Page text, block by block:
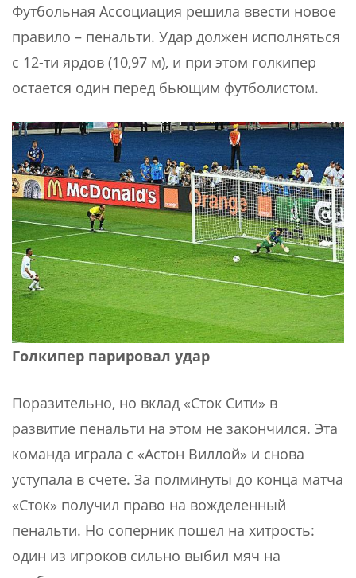
Футбольная Ассоциация решила ввести новое
правило – пенальти. Удар должен исполняться
с 12-ти ярдов (10,97 м), и при этом голкипер
остается один перед бьющим футболистом.
Голкипер парировал удар
Поразительно, но вклад «Сток Сити» в
развитие пенальти на этом не закончился. Эта
команда играла с «Астон Виллой» и снова
уступала в счете. За полминуты до конца матча
«Сток» получил право на вожделенный
пенальти. Но соперник пошел на хитрость:
один из игроков сильно выбил мяч на